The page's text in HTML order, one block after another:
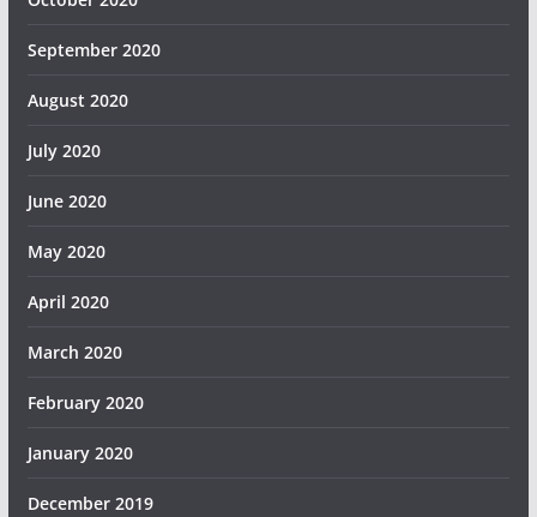
September 2020
August 2020
July 2020
June 2020
May 2020
April 2020
March 2020
February 2020
January 2020
December 2019